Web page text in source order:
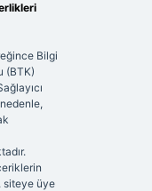
Bilgi
(BTK)
siteye üye